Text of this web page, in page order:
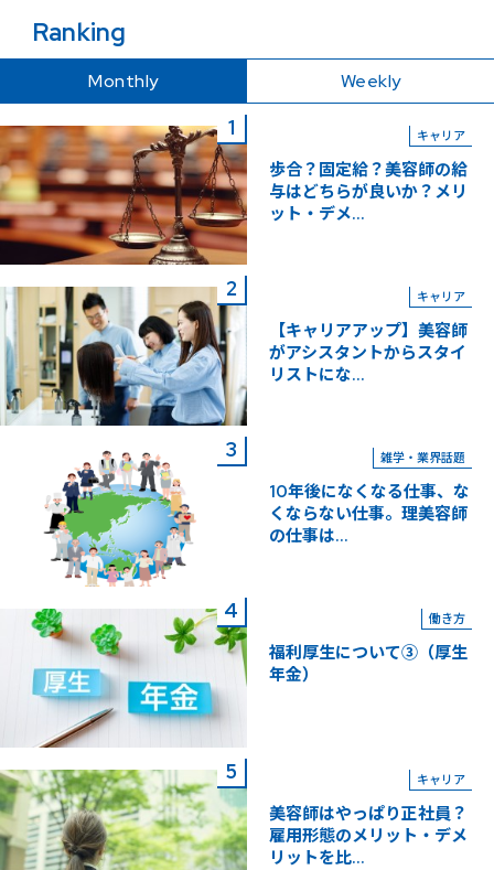
Ranking
Monthly Weekly
キャリア
歩合？固定給？美容師の給
与はどちらが良いか？メリ
ット・デメ...
キャリア
【キャリアアップ】美容師
がアシスタントからスタイ
リストにな...
雑学・業界話題
10年後になくなる仕事、な
くならない仕事。理美容師
の仕事は...
働き方
福利厚生について③（厚生
年金）
キャリア
美容師はやっぱり正社員？
雇用形態のメリット・デメ
リットを比...